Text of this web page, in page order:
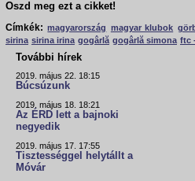
Oszd meg ezt a cikket!
Címkék: magyarország magyar klubok
sirina sirina irina gogârlă gogârlă simona ftc
További hírek
2019. május 22. 18:15
Búcsúzunk
2019. május 18. 18:21
Az ÉRD lett a bajnoki
negyedik
2019. május 17. 17:55
Tisztességgel helytállt a
Móvár